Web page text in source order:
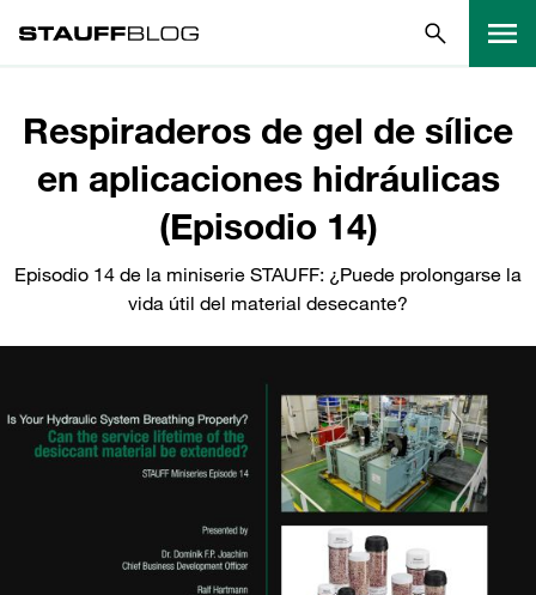
Respiraderos de gel de sílice
en aplicaciones hidráulicas
(Episodio 14)
Episodio 14 de la miniserie STAUFF: ¿Puede prolongarse la
vida útil del material desecante?